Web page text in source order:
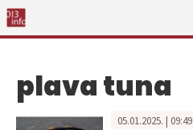
plava tuna
05.01.2025. | 09:49